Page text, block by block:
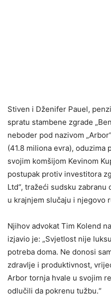
Stiven i Dženifer Pauel,
spratu stambene zgrade
neboder pod nazivom
(41.8 miliona evra), oduzima
svojim komšijom Kevinom
postupak protiv investitora
Ltd“, tražeći sudsku
u krajnjem slučaju i njegovo
Njihov advokat Tim Kolend
izjavio je: „Svjetlost nije
potreba doma. Ne donosi
zdravlje i produktivnost,
Arbor tornja hvale u svojim
odlučili da pokrenu tužbu.“